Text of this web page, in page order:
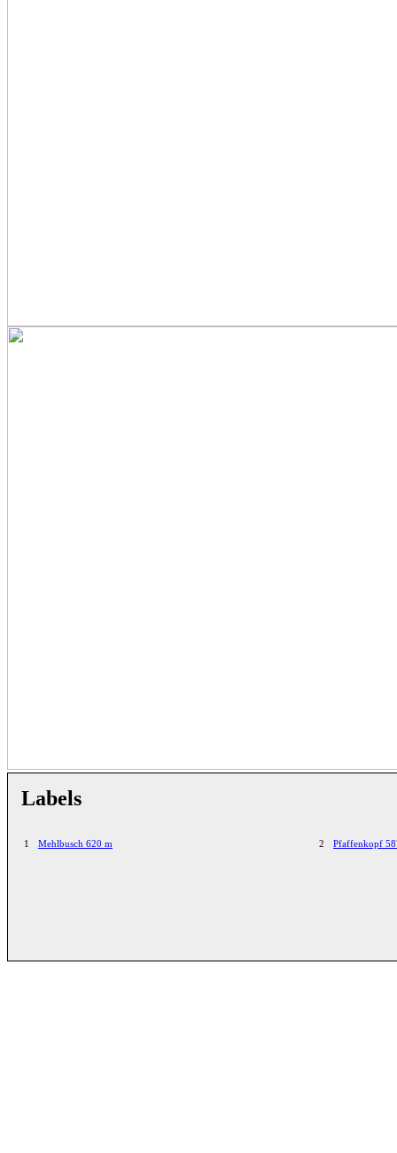
Labels
1 Mehlbusch 620 m 2 Pfaffenkopf